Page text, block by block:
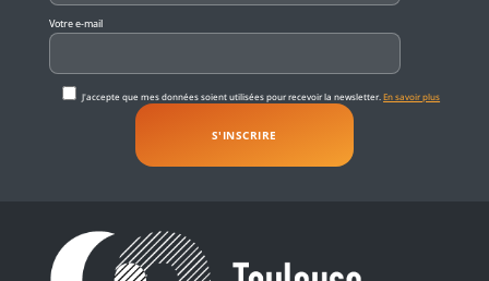
Votre e-mail
J'accepte que mes données soient utilisées pour recevoir la newsletter.En savoir plus